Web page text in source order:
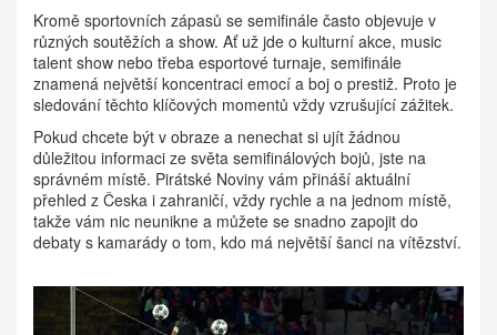
Kromě sportovních zápasů se semifinále často objevuje v
různých soutěžích a show. Ať už jde o kulturní akce, music
talent show nebo třeba esportové turnaje, semifinále
znamená největší koncentraci emocí a boj o prestiž. Proto je
sledování těchto klíčových momentů vždy vzrušující zážitek.
Pokud chcete být v obraze a nenechat si ujít žádnou
důležitou informaci ze světa semifinálových bojů, jste na
správném místě. Pirátské Noviny vám přináší aktuální
přehled z Česka i zahraničí, vždy rychle a na jednom místě,
takže vám nic neunikne a můžete se snadno zapojit do
debaty s kamarády o tom, kdo má největší šanci na vítězství.